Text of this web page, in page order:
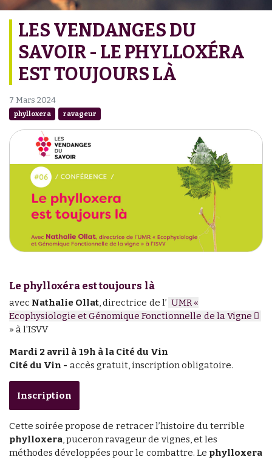
LES VENDANGES DU
SAVOIR - LE PHYLLOXÉRA
EST TOUJOURS LÀ
7 Mars 2024
phylloxera ravageur
Le phylloxéra est toujours là
avec Nathalie Ollat, directrice de l’ UMR «
Ecophysiologie et Génomique Fonctionnelle de la Vigne
» à l'ISVV
Mardi 2 avril à 19h à la Cité du Vin
Cité du Vin - accès gratuit, inscription obligatoire.
Inscription
Cette soirée propose de retracer l’histoire du terrible
phylloxera, puceron ravageur de vignes, et les
méthodes développées pour le combattre. Le phylloxera